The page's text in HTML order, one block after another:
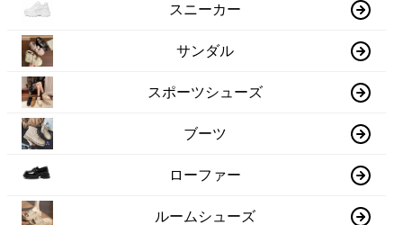
スニーカー
サンダル
スポーツシューズ
ブーツ
ローファー
ルームシューズ